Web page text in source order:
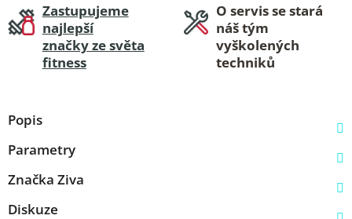
Zastupujeme
najlepší
značky ze světa
fitness
O servis se stará
náš tým
vyškolených
techniků
Popis
Parametry
Značka Ziva
Diskuze